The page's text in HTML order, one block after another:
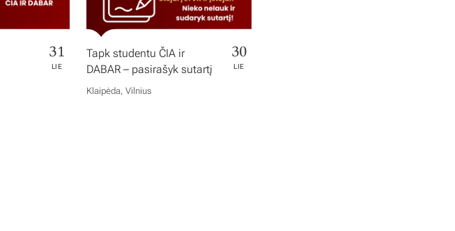
31
LIE
Tapk studentu ČIA ir
DABAR – pasirašyk sutartį
30
LIE
Klaipėda, Vilnius